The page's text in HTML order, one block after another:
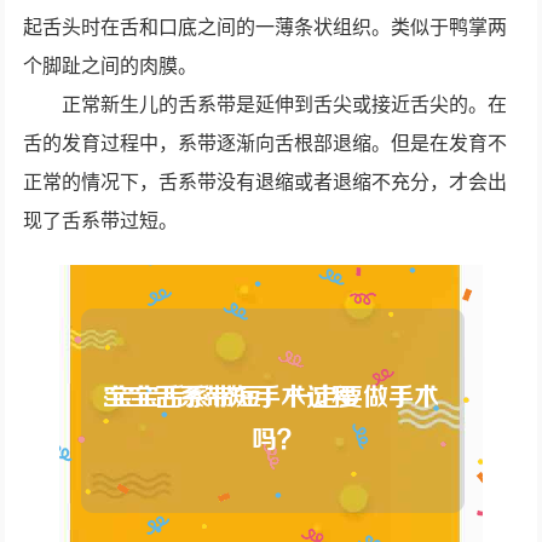
起舌头时在舌和口底之间的一薄条状组织。类似于鸭掌两
个脚趾之间的肉膜。
正常新生儿的舌系带是延伸到舌尖或接近舌尖的。在
舌的发育过程中，系带逐渐向舌根部退缩。但是在发育不
正常的情况下，舌系带没有退缩或者退缩不充分，才会出
现了舌系带过短。